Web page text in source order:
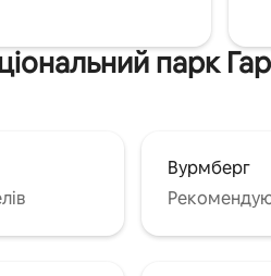
парк
Вурмберг